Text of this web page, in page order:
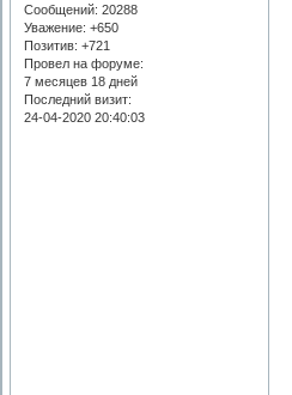
Сообщений: 20288
Уважение: +650
Позитив: +721
Провел на форуме:
7 месяцев 18 дней
Последний визит:
24-04-2020 20:40:03